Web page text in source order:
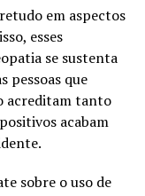
em aspectos
esses
se sustenta
pessoas que
acreditam tanto
acabam
sobre o uso de